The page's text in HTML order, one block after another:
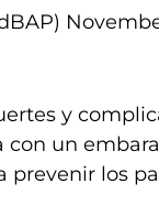
y
un
prevenir los